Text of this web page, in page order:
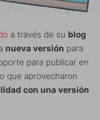
a través de su blog
nueva versión para
para publicar en
que aprovecharon
con una versión